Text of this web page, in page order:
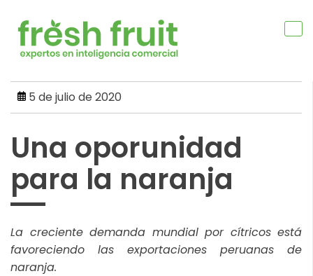
content
5 de julio de 2020
Una oporunidad
para la naranja
La creciente demanda mundial por cítricos está
favoreciendo las exportaciones peruanas de
naranja.